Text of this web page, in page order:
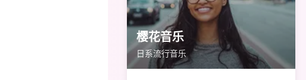
樱花音乐
日系流行音乐